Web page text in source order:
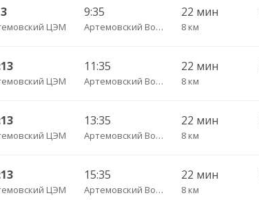
ЦЭМ
9:35
Артемовский Вокзал Егоршино
22 мин
8 км
ЦЭМ
11:35
Артемовский Вокзал Егоршино
22 мин
8 км
ЦЭМ
13:35
Артемовский Вокзал Егоршино
22 мин
8 км
ЦЭМ
15:35
Артемовский Вокзал Егоршино
22 мин
8 км